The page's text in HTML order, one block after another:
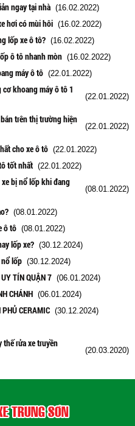
ngay tại nhà (16.02.2022)
hơi có mùi hôi (16.02.2022)
lốp xe ô tô? (16.02.2022)
ô tô nhanh mòn (16.02.2022)
máy ô tô (22.01.2022)
khoang máy ô tô 1
(22.01.2022)
trên thị trường hiện
(22.01.2022)
cho xe ô tô (22.01.2022)
tốt nhất (22.01.2022)
bị nổ lốp khi đang
(08.01.2022)
(08.01.2022)
ô tô (08.01.2022)
lốp xe? (30.12.2024)
lốp (30.12.2024)
TÍN QUẬN 7 (06.01.2024)
CHÁNH (06.01.2024)
CERAMIC (30.12.2024)
thế rửa xe truyền
(20.03.2020)
TRUNG SƠN